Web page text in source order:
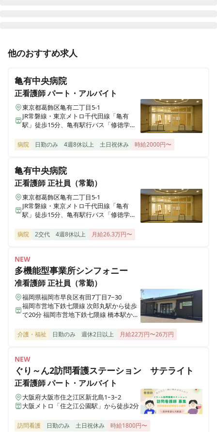
正看護師 正社員（常勤）
外来・手術室・内視鏡室兼務／【有給消化率100%★産
明るく活気溢れる急性期病院です♪
正看護師 パート・アルバイト
《非常勤週3日〜》急性期病棟【有給消化率100%★産
休・育休後の復職率100％★残業ほぼなし】スタッフが
明るく活気溢れる急性期病院です♪
准看護師 正社員（常勤）
透析室看護師募集！【17時まで勤務★有給消化率
100%★残業ほぼなし】スタッフが明るく活気溢れる急
性期病院です♪
正看護師
《2交代》地域包括ケア病棟【有給消化率100%★産休・
育休後の復職率100％★残業ほぼなし】スタッフが明る
く活気溢れる急性期病院です♪
《2交代》急性期病棟【有給消化率100%★産休・育休後
溢れる急性期病院です♪
正看護師 正社員（常勤）
《日勤のみ》地域包括ケア病棟【有給消化率100%★産
休・育休後の復職率100％★残業ほぼなし】スタッフが
明るく活気溢れる急性期病院です♪
他のおすすめ求人
亀有中央病院
正看護師パート・アルバイト
東京都葛飾区亀有二丁目5-1
JR常磐線・東京メトロ千代田線「亀有
駅」徒歩15分、亀有駅行バス「修徳学園
病院 日勤のみ 4週8休以上 土日祝休み 時給2000円〜
亀有中央病院
正看護師正社員（常勤）
東京都葛飾区亀有二丁目5-1
JR常磐線・東京メトロ千代田線「亀有
駅」徒歩15分、亀有駅行バス「修徳学園
病院 2交代 4週8休以上 月給26.3万円〜
NEW
多機能型事業所シンフォニー
准看護師正社員（常勤）
福岡県福岡市早良区有田7丁目7−30
福岡市営地下鉄七隈線 次郎丸駅から徒歩
で20分 福岡市営地下鉄七隈線 橋本駅から
介護・福祉 日勤のみ 週休2日以上 月給22万円〜26万円
NEW
ぐり～ん2訪問看護ステーション サテライト
正看護師パート・アルバイト
大阪府大阪市住之江区新北島1ｰ3ｰ2
大阪メトロ「住之江公園駅」から徒歩2分
訪問看護 日勤のみ 土日祝休み 時給1800円〜